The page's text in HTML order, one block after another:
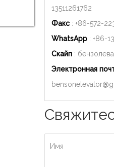
13511261762
Факс : +86-572-
WhatsApp : +86-
Скайп :
Электронная
Имя